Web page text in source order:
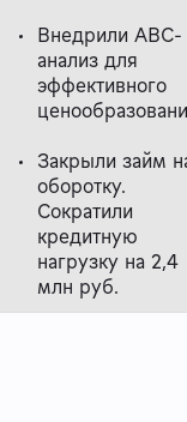
Внедрили АВС-
анализ для
эффективного
Закрыли займ
оборотку.
Сократили
кредитную
нагрузку на 2,4
млн руб.